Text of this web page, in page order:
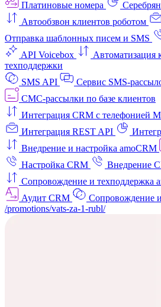
Платиновые номера
Автообзвон клиентов роботом
Отправка шаблонных писем и SMS
API Voicebox
Автоматизация
техподдержки
SMS API
Сервис SMS-
СМС-рассылки по базе клиентов
Интеграция CRM с телефонией
Интеграция REST API
Внедрение и настройка amoCRM
Настройка CRM
Внедрение
Сопровождение и техподдержка
Аудит CRM
Сопровождение
/promotions/vats-za-1-rubl/